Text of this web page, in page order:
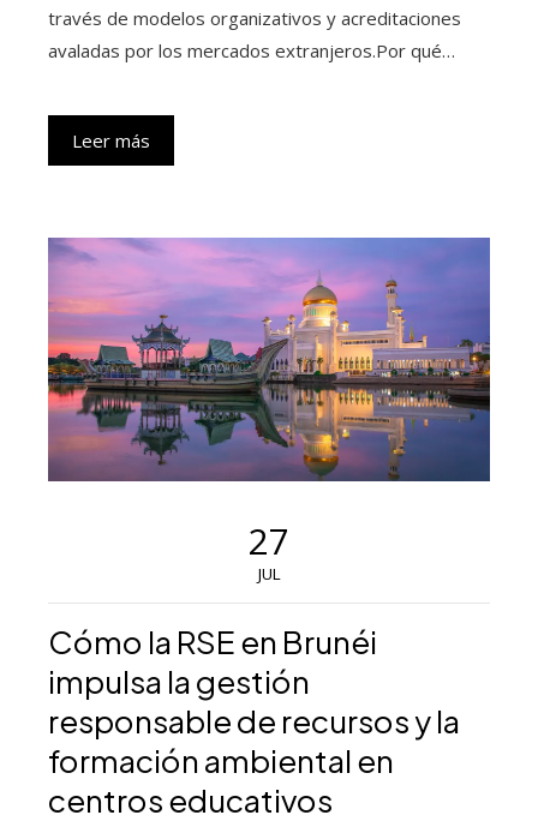
través de modelos organizativos y acreditaciones
avaladas por los mercados extranjeros.Por qué…
Leer más
27
JUL
Cómo la RSE en Brunéi
impulsa la gestión
responsable de recursos y la
formación ambiental en
centros educativos